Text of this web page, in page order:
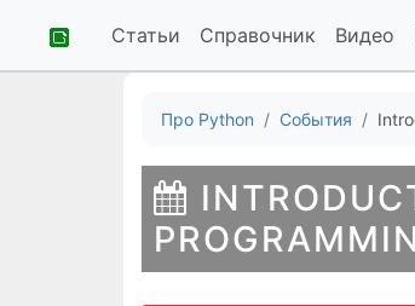
Статьи Справочник Видео
Про Python События